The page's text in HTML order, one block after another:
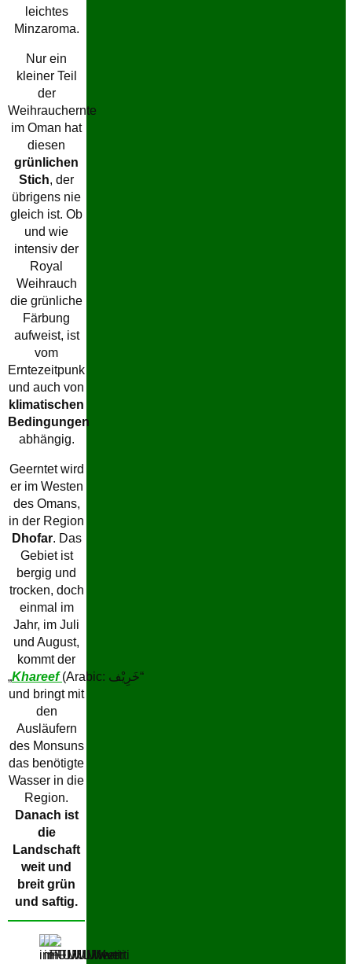
leichtes
Minzaroma.
Nur ein
kleiner Teil
der
Weihrauchernte
im Oman hat
diesen
grünlichen
Stich, der
übrigens nie
gleich ist. Ob
und wie
intensiv der
Royal
Weihrauch
die grünliche
Färbung
aufweist, ist
vom
Erntezeitpunk
und auch von
klimatischen
Bedingungen
abhängig.
Geerntet wird
er im Westen
des Omans,
in der Region
Dhofar. Das
Gebiet ist
bergig und
trocken, doch
einmal im
Jahr, im Juli
und August,
kommt der
„Khareef (Arabic: خَرِيْف“
und bringt mit
den
Ausläufern
des Monsuns
das benötigte
Wasser in die
Region.
Danach ist
die
Landschaft
weit und
breit grün
und saftig.